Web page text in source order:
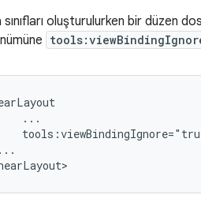
oluşturulurken bir düzen
...